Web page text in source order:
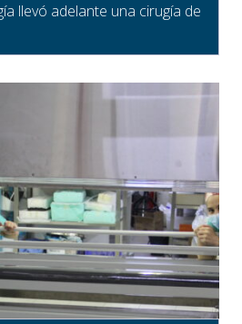
llevó adelante una cirugía de